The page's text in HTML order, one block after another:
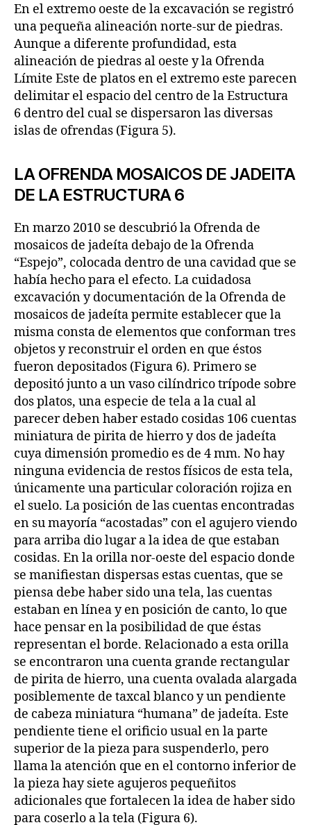
En el extremo oeste de la excavación se registró
una pequeña alineación norte-sur de piedras.
Aunque a diferente profundidad, esta
alineación de piedras al oeste y la Ofrenda
Límite Este de platos en el extremo este parecen
delimitar el espacio del centro de la Estructura
6 dentro del cual se dispersaron las diversas
islas de ofrendas (Figura 5).
LA OFRENDA MOSAICOS DE JADEITA
DE LA ESTRUCTURA 6
En marzo 2010 se descubrió la Ofrenda de
mosaicos de jadeíta debajo de la Ofrenda
“Espejo”, colocada dentro de una cavidad que se
había hecho para el efecto. La cuidadosa
excavación y documentación de la Ofrenda de
mosaicos de jadeíta permite establecer que la
misma consta de elementos que conforman tres
objetos y reconstruir el orden en que éstos
fueron depositados (Figura 6). Primero se
depositó junto a un vaso cilíndrico trípode sobre
dos platos, una especie de tela a la cual al
parecer deben haber estado cosidas 106 cuentas
miniatura de pirita de hierro y dos de jadeíta
cuya dimensión promedio es de 4 mm. No hay
ninguna evidencia de restos físicos de esta tela,
únicamente una particular coloración rojiza en
el suelo. La posición de las cuentas encontradas
en su mayoría “acostadas” con el agujero viendo
para arriba dio lugar a la idea de que estaban
cosidas. En la orilla nor-oeste del espacio donde
se manifiestan dispersas estas cuentas, que se
piensa debe haber sido una tela, las cuentas
estaban en línea y en posición de canto, lo que
hace pensar en la posibilidad de que éstas
representan el borde. Relacionado a esta orilla
se encontraron una cuenta grande rectangular
de pirita de hierro, una cuenta ovalada alargada
posiblemente de taxcal blanco y un pendiente
de cabeza miniatura “humana” de jadeíta. Este
pendiente tiene el orificio usual en la parte
superior de la pieza para suspenderlo, pero
llama la atención que en el contorno inferior de
la pieza hay siete agujeros pequeñitos
adicionales que fortalecen la idea de haber sido
para coserlo a la tela (Figura 6).